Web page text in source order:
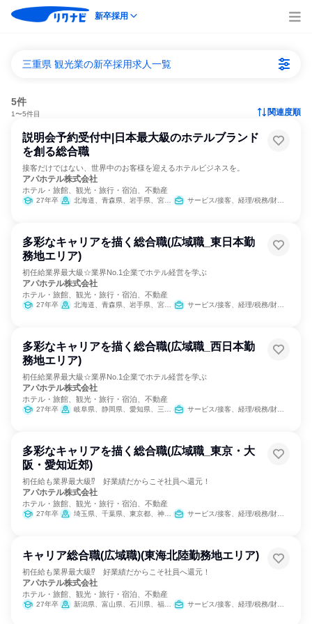
新卒採用
三重県 観光業の新卒採用求人一覧
5件
1〜5件目 関連度順
説明会予約受付中|日本最大級のホテルブランド
を創る総合職
接客だけではない、世界中のお客様を迎えるホテルビジネスを。
アパホテル株式会社
ホテル・旅館、観光・旅行・宿泊、不動産
27年卒 北海道、青森県、岩手県、宮城県、山形県、福島県、栃木県、群馬県、埼玉県、千葉県、東京都、神奈川県、新潟県、富山県、石川県、福井県、長野県、岐阜県、静岡県、愛知県、三重県、滋賀県、京都府、大阪府、兵庫県、奈良県、鳥取県、岡山県、広島県、香川県、愛媛県、福岡県、佐賀県、長崎県、熊本県、宮崎県、鹿児島県、沖縄県 サービス/接客、経理/税務/財務、人事、総務、広報/IR、経営/事業企画、営業、商品企画、マーケティング・広告・宣伝
多彩なキャリアを描く総合職(広域職_東日本勤
務地エリア)
初任給業界最大級☆業界No.1企業でホテル経営を学ぶ
アパホテル株式会社
ホテル・旅館、観光・旅行・宿泊、不動産
27年卒 北海道、青森県、岩手県、宮城県、山形県、福島県、栃木県、群馬県、埼玉県、千葉県、東京都、神奈川県、新潟県、長野県、岐阜県、静岡県、愛知県、三重県 サービス/接客、経理/税務/財務、人事、総務、広報/IR、経営/事業企画、営業、商品企画、マーケティング・広告・宣伝
多彩なキャリアを描く総合職(広域職_西日本勤
務地エリア)
初任給業界最大級☆業界No.1企業でホテル経営を学ぶ
アパホテル株式会社
ホテル・旅館、観光・旅行・宿泊、不動産
27年卒 岐阜県、静岡県、愛知県、三重県、滋賀県、京都府、大阪府、兵庫県、奈良県、鳥取県、岡山県、広島県、香川県、愛媛県、福岡県、佐賀県、長崎県、熊本県、宮崎県、鹿児島県、沖縄県 サービス/接客、経理/税務/財務、人事、総務、広報/IR、経営/事業企画、営業、商品企画、マーケティング・広告・宣伝
多彩なキャリアを描く総合職(広域職_東京・大
阪・愛知近郊)
初任給も業界最大級⁉ 好業績だからこそ社員へ還元！
アパホテル株式会社
ホテル・旅館、観光・旅行・宿泊、不動産
27年卒 埼玉県、千葉県、東京都、神奈川県、岐阜県、愛知県、三重県、京都府、大阪府、兵庫県、奈良県 サービス/接客、経理/税務/財務、人事、総務、広報/IR、経営/事業企画、営業、商品企画、マーケティング・広告・宣伝
キャリア総合職(広域職)(東海北陸勤務地エリア)
初任給も業界最大級⁉ 好業績だからこそ社員へ還元！
アパホテル株式会社
ホテル・旅館、観光・旅行・宿泊、不動産
27年卒 新潟県、富山県、石川県、福井県、岐阜県、静岡県、愛知県、三重県 サービス/接客、経理/税務/財務、人事、総務、広報/IR、経営/事業企画、営業、商品企画、マーケティング・広告・宣伝